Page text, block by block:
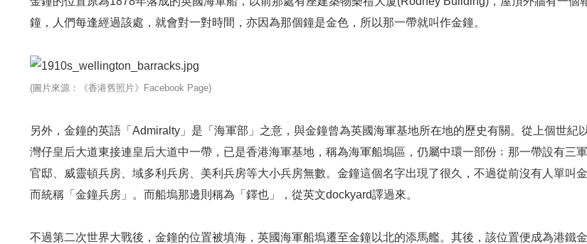
鐘，人們每逢經過該處，就會對一對時間，亦因為那個鐘是金色，所以那一帶就叫作金鐘。
(圖片來源：《香港舊照片》Facebook Page)
另外，金鐘的英語「Admiralty」是「海軍部」之意，與金鐘曾為英國海軍基地所在地的歷史有關。從上個世紀
灣仔皇后大道東接連皇后大道中一帶，已是香港海軍基地，稱為海軍船塢區，仍屬中環一部份﹔那一帶設有三
官邸、威靈頓兵房、域多利兵房、美利兵房等大小兵房無數。金鐘這個名字出現了很久，不過從前沒有人單叫金
而統稱「金鐘兵房」。而船塢那邊則稱為「鐸也」，從英文dockyard譯過來。
不過第二次世界大戰後，金鐘的位置被填海，英國海軍船塢遷至金鐘以北的添馬艦。其後，該位置便成為港鐵